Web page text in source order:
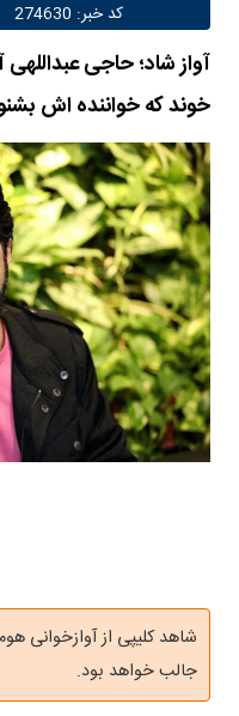
کد خبر: 274630
خوند که خواننده اش
شاهد کلیپی از آوازخوانی
جالب خواهد بود.